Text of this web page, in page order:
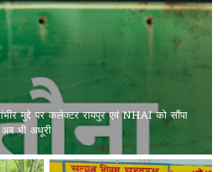
मुद्दे पर कलेक्टर रायपुर एवं NHAI को सौंपा
अब भी अधूरी